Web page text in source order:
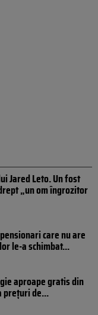
Jared Leto. Un fost
„un om îngrozitor
care nu are
le-a schimbat...
aproape gratis din
prețuri de...